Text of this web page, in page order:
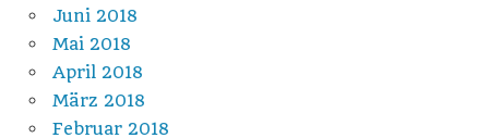
Juni 2018
Mai 2018
April 2018
März 2018
Februar 2018